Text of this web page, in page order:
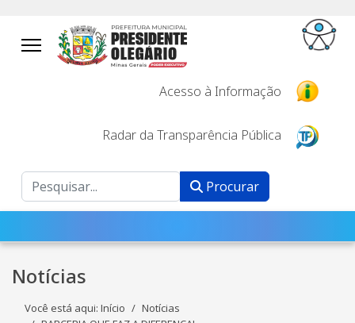
Acesso à Informação
Radar da Transparência Pública
Procurar Procurar
Notícias
Você está aqui: Início
Notícias